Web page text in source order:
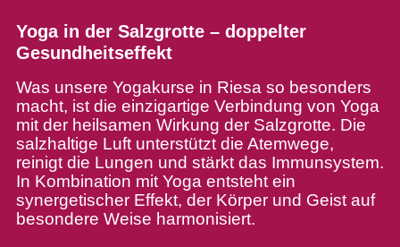
Yoga in der Salzgrotte – doppelter
Gesundheitseffekt
Was unsere Yogakurse in Riesa so besonders
macht, ist die einzigartige Verbindung von Yoga
mit der heilsamen Wirkung der Salzgrotte. Die
salzhaltige Luft unterstützt die Atemwege,
reinigt die Lungen und stärkt das Immunsystem.
In Kombination mit Yoga entsteht ein
synergetischer Effekt, der Körper und Geist auf
besondere Weise harmonisiert.